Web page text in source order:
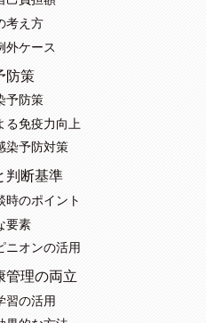
考え方
外ケース
防策
予防策
る免疫力向上
染予防対策
判断基準
時のポイント
要素
ニオンの活用
管理の両立
習の活用